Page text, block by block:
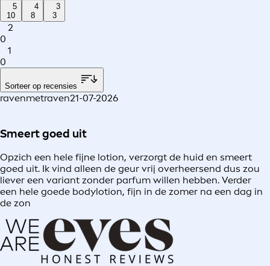
5
10
4
8
3
3
2
0
1
0
Sorteer op recensies
ravenmetraven21-07-2026
Smeert goed uit
Opzich een hele fijne lotion, verzorgt de huid en smeert
goed uit. Ik vind alleen de geur vrij overheersend dus zou
liever een variant zonder parfum willen hebben. Verder
een hele goede bodylotion, fijn in de zomer na een dag in
de zon